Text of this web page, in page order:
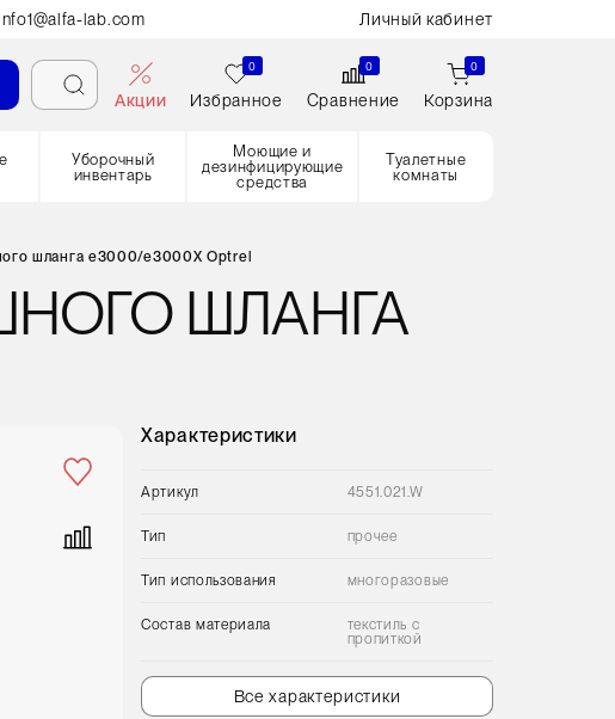
lab.com Личный кабинет
Акции
0
Избранное
0
Сравнение
0
Корзина
Уборочный
инвентарь
Моющие и
дезинфицирующие
средства
Туалетные
комнаты
шланга e3000/e3000X Optrel
ШЛАНГА
Характеристики
Артикул 4551.021.W
Тип прочее
Тип использования многоразовые
Состав материала
текстиль с
пропиткой
Все характеристики